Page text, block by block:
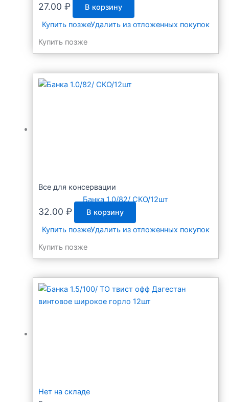
27.00 ₽
В корзину
Купить позжеУдалить из отложенных покупок
Купить позже
Все для консервации
Банка 1.0/82/ СКО/12шт
32.00 ₽
В корзину
Купить позжеУдалить из отложенных покупок
Купить позже
Нет на складе